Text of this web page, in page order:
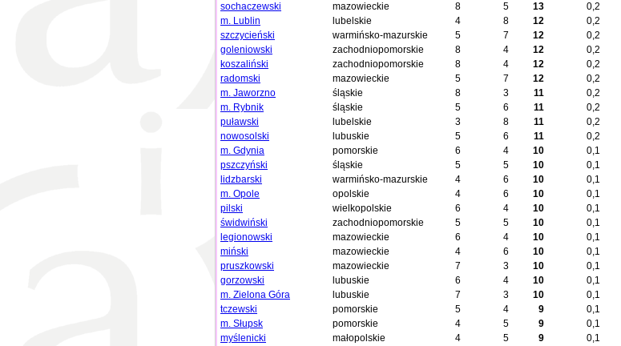
sochaczewski
mazowieckie 8 5 13 0,2
m. Lublin
lubelskie 4 8 12 0,2
szczycieński
warmińsko-mazurskie 5 7 12 0,2
goleniowski
zachodniopomorskie 8 4 12 0,2
koszaliński
zachodniopomorskie 8 4 12 0,2
radomski
mazowieckie 5 7 12 0,2
m. Jaworzno
śląskie 8 3 11 0,2
m. Rybnik
śląskie 5 6 11 0,2
puławski
lubelskie 3 8 11 0,2
nowosolski
lubuskie 5 6 11 0,2
m. Gdynia
pomorskie 6 4 10 0,1
pszczyński
śląskie 5 5 10 0,1
lidzbarski
warmińsko-mazurskie 4 6 10 0,1
m. Opole
opolskie 4 6 10 0,1
pilski
wielkopolskie 6 4 10 0,1
świdwiński
zachodniopomorskie 5 5 10 0,1
legionowski
mazowieckie 6 4 10 0,1
miński
mazowieckie 4 6 10 0,1
pruszkowski
mazowieckie 7 3 10 0,1
gorzowski
lubuskie 6 4 10 0,1
m. Zielona Góra
lubuskie 7 3 10 0,1
tczewski
pomorskie 5 4 9 0,1
m. Słupsk
pomorskie 4 5 9 0,1
myślenicki
małopolskie 4 5 9 0,1